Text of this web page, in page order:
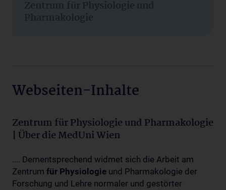
Zentrum für Physiologie und
Pharmakologie
Webseiten-Inhalte
Zentrum für Physiologie und Pharmakologie
| Über die MedUni Wien
.... Dementsprechend widmet sich die Arbeit am
Zentrum für Physiologie und Pharmakologie der
Forschung und Lehre normaler und gestörter